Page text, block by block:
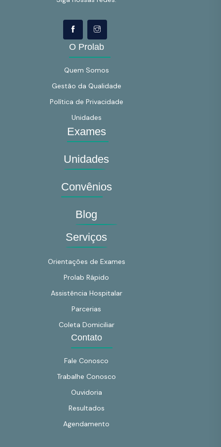
O Prolab
Quem Somos
Gestão da Qualidade
Política de Privacidade
Unidades
Exames
Unidades
Convênios
Blog
Serviços
Orientações de Exames
Prolab Rápido
Assistência Hospitalar
Parcerias
Coleta Domiciliar
Contato
Fale Conosco
Trabalhe Conosco
Ouvidoria
Resultados
Agendamento